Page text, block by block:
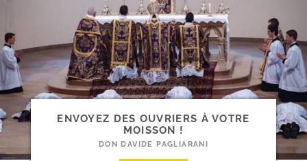
ENVOYEZ DES OUVRIERS À VOTRE
MOISSON !
DON DAVIDE PAGLIARANI